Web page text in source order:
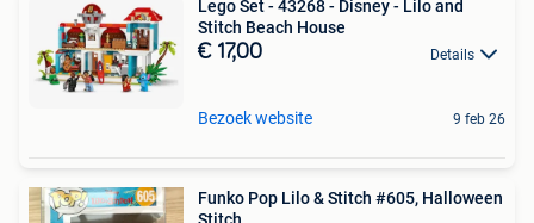
Lego Set - 43268 - Disney - Lilo and
Stitch Beach House
€ 17,00 Details
Bezoek website 9 feb 26
Funko Pop Lilo & Stitch #605, Halloween
Stitch